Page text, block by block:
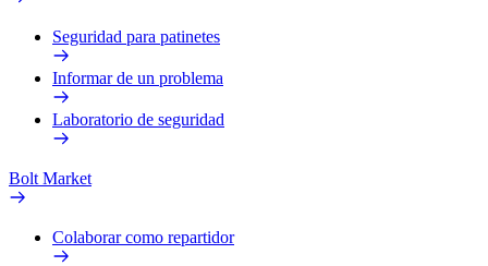
Seguridad para patinetes
Informar de un problema
Laboratorio de seguridad
Bolt Market
Colaborar como repartidor